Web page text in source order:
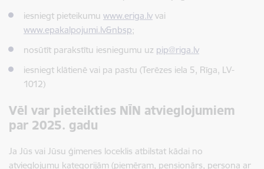
iesniegt pieteikumu www.eriga.lv vai
www.epakalpojumi.lv&nbsp;
nosūtīt parakstītu iesniegumu uz pip@riga.lv
iesniegt klātienē vai pa pastu (Terēzes iela 5, Rīga, LV-
1012)
Vēl var pieteikties NĪN atvieglojumiem
par 2025. gadu
Ja Jūs vai Jūsu ģimenes loceklis atbilstat kādai no
atvieglojumu kategorijām (piemēram, pensionārs, persona ar